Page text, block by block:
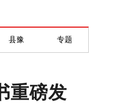
县豫 专题
重磅发